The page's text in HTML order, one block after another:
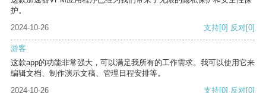
护。
2024-10-26
支持[0] 反对[0]
游客
这款app的功能非常强大，可以满足我所有的工作需求。我可以使用它来
编辑文档、制作演示文稿、管理日程安排等。
2024-10-26
支持[0] 反对[0]